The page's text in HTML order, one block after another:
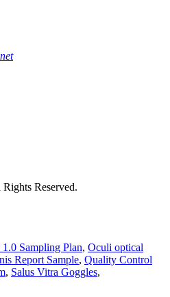
Reserved.
Sampling Plan, Oculi optical
Report Sample, Quality Control
, Salus Vitra Goggles,